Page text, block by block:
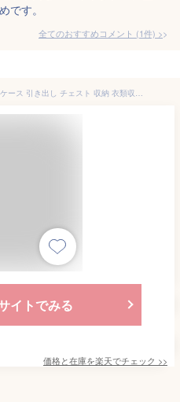
です。
全てのおすすめコメント (1件) >
【2個セット】収納ボックス 収納ケース 引き出し チェスト 収納 衣類収納 プラスチック BCチェスト BC-M 幅35×奥行45×高さ23.2cm クリア 衣類ケース 引き出し 収納家具 収納用品 押し入れ クローゼット 新生活 アイリスオーヤマ
イトでみる
価格と在庫を楽天でチェック >>